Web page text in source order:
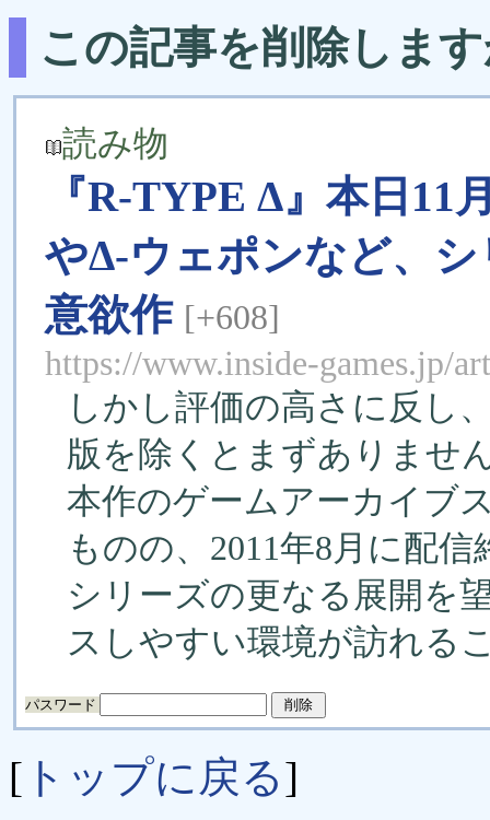
この記事を削除しま
読み物
『R-TYPE Δ』本日11
やΔ-ウェポンなど、
意欲作 [+608]
https://www.inside-games.jp/
しかし評価の高さに反し
版を除くとまずありませ
本作のゲームアーカイブ
ものの、2011年8月に配信
シリーズの更なる展開を
スしやすい環境が訪れる
パスワード
[ トップに戻る]